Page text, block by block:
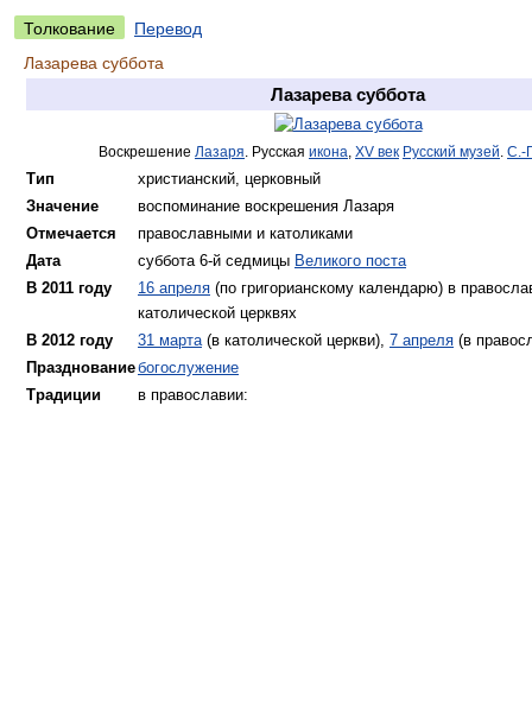
Толкование
Перевод
Лазарева суббота
Лазарева суббота
Воскрешение Лазаря. Русская икона, XV век Русский музей. С.-
Тип
христианский, церковный
Значение
воспоминание воскрешения Лазаря
Отмечается
православными и католиками
Дата
суббота 6-й седмицы Великого поста
В 2011 году
16 апреля (по григорианскому календарю) в
католической церквях
В 2012 году
31 марта(в католической церкви), 7 апреля (в
Празднованиебогослужение
Традиции
в православии: